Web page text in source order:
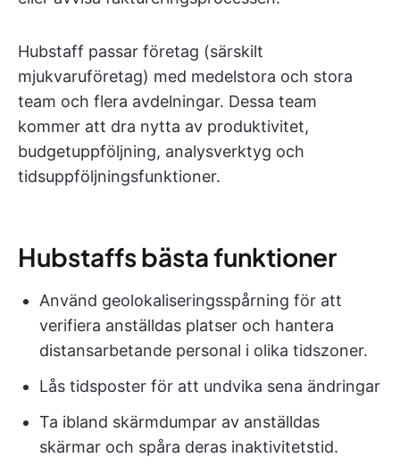
Hubstaff passar företag (särskilt
mjukvaruföretag) med medelstora och stora
team och flera avdelningar. Dessa team
kommer att dra nytta av produktivitet,
budgetuppföljning, analysverktyg och
tidsuppföljningsfunktioner.
Hubstaffs bästa funktioner
Använd geolokaliseringsspårning för att
verifiera anställdas platser och hantera
distansarbetande personal i olika tidszoner.
Lås tidsposter för att undvika sena ändringar
Ta ibland skärmdumpar av anställdas
skärmar och spåra deras inaktivitetstid.